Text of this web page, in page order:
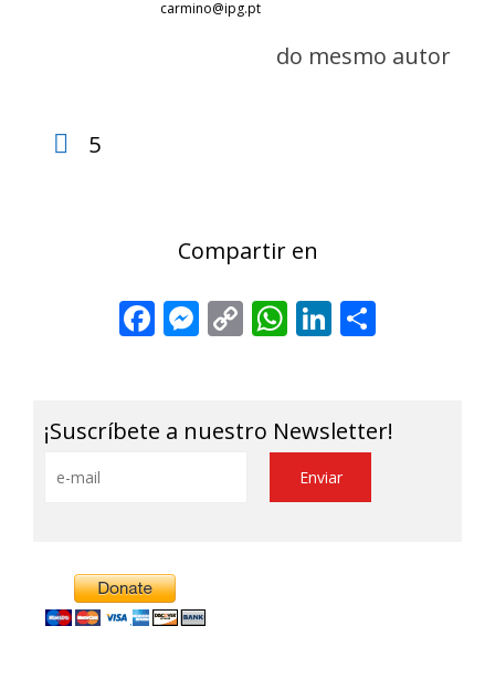
carmino@ipg.pt
do mesmo autor
5
Compartir en
Facebook
Messenger
CopyWhatsApp
LinkedIn
¡Suscríbete a nuestro Newsletter!